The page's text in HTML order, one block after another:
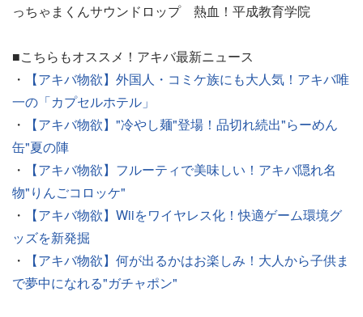
っちゃまくんサウンドロップ 熱血！平成教育学院
■こちらもオススメ！アキバ最新ニュース
・
【アキバ物欲】外国人・コミケ族にも大人気！アキバ唯
一の「カプセルホテル」
・
【アキバ物欲】"冷やし麺"登場！品切れ続出"らーめん
缶"夏の陣
・
【アキバ物欲】フルーティで美味しい！アキバ隠れ名
物"りんごコロッケ"
・
【アキバ物欲】Wiiをワイヤレス化！快適ゲーム環境グ
ッズを新発掘
・
【アキバ物欲】何が出るかはお楽しみ！大人から子供ま
で夢中になれる"ガチャポン"